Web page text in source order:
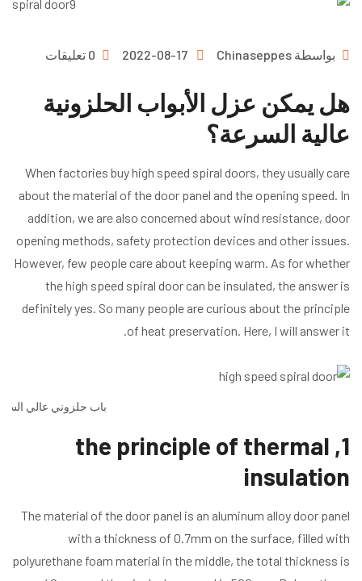
بواسطة Chinaseppes
2022-08-17 0 تعليقات
هل يمكن عزل الأبواب الحلزونية
عالية السرعة؟
When factories buy high speed spiral doors, they usually care
about the material of the door panel and the opening speed. In
addition, we are also concerned about wind resistance, door
opening methods, safety protection devices and other issues.
However, few people care about keeping warm. As for whether
the high speed spiral door can be insulated, the answer is
definitely yes. So many people are curious about the principle
of heat preservation. Here, I will answer it.
باب حلزوني عالي
1, the principle of thermal
insulation
The material of the door panel is an aluminum alloy door panel
with a thickness of 0.7mm on the surface, filled with
polyurethane foam material in the middle, the total thickness is